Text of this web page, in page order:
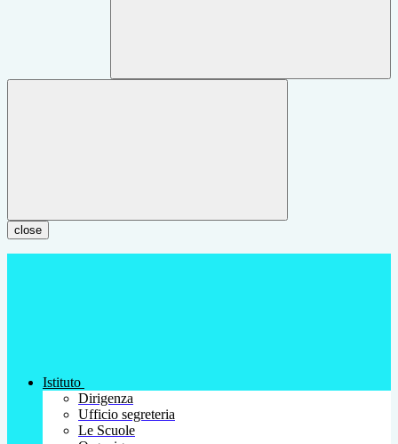
close
Istituto
Dirigenza
Ufficio segreteria
Le Scuole